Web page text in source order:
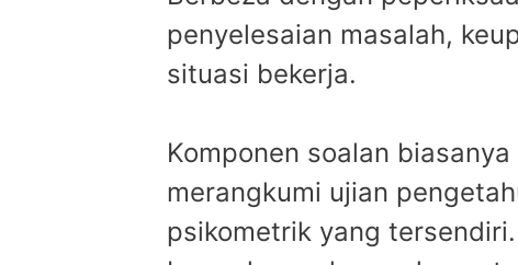
penyelesaian masalah,
situasi bekerja.
Komponen soalan
merangkumi ujian
psikometrik yang